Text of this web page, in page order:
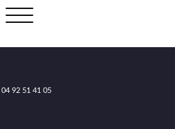
Afficher/masquer
navigation
04 92 51 41 05